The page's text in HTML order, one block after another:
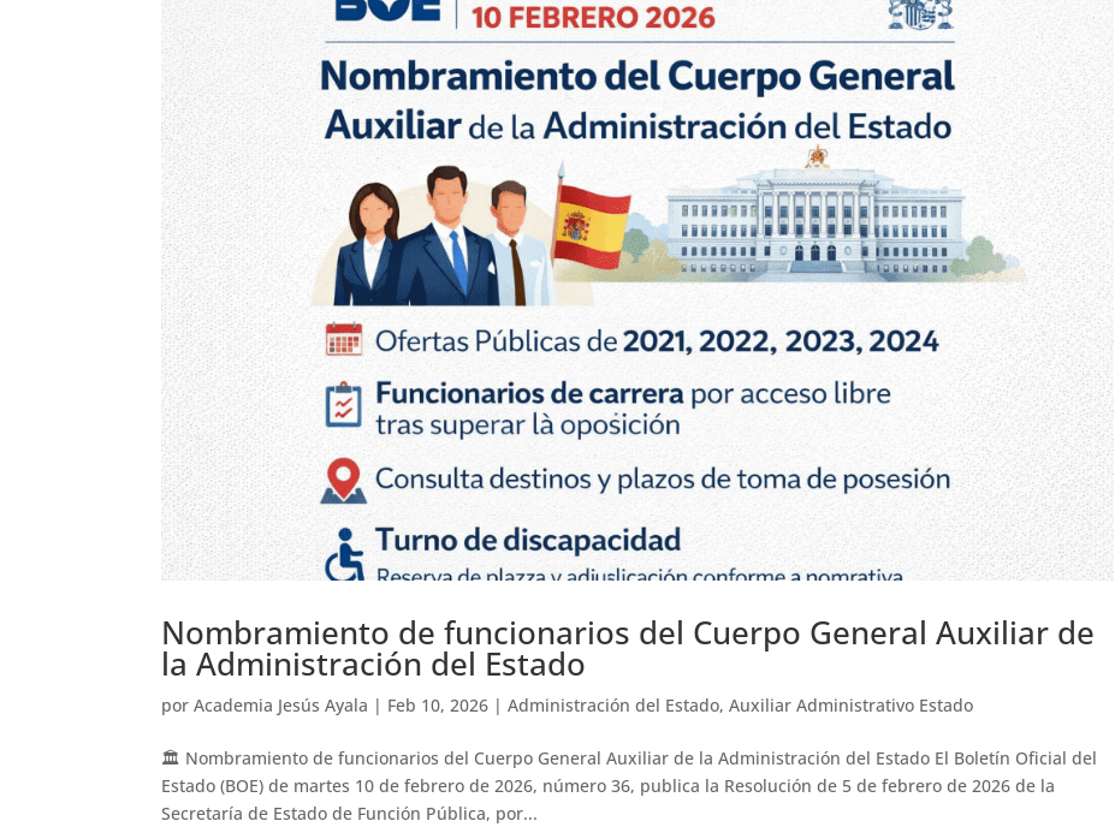
Nombramiento de funcionarios del Cuerpo General Auxiliar de
la Administración del Estado
porAcademia Jesús Ayala | Feb 10, 2026 |Administración del Estado,Auxiliar Administrativo Estado
🏛️ Nombramiento de funcionarios del Cuerpo General Auxiliar de la Administración del Estado El Boletín Oficial del
Estado (BOE) de martes 10 de febrero de 2026, número 36, publica la Resolución de 5 de febrero de 2026 de la
Secretaría de Estado de Función Pública, por...